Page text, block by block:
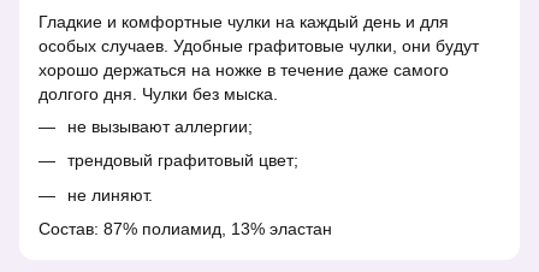
Гладкие и комфортные чулки на каждый день и для
особых случаев. Удобные графитовые чулки, они будут
хорошо держаться на ножке в течение даже самого
долгого дня. Чулки без мыска.
не вызывают аллергии;
трендовый графитовый цвет;
не линяют.
Состав: 87% полиамид, 13% эластан